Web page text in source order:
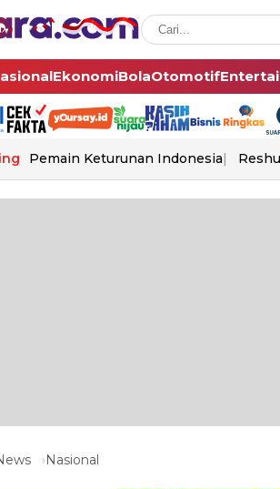
EkonomiBolaOtomotif
Pemain Keturunan Indonesia
Nasional